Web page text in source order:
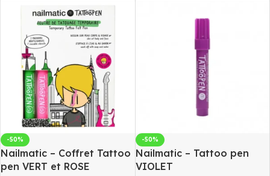
-50%
Nailmatic – Coffret Tattoo
pen VERT et ROSE
-50%
Nailmatic – Tattoo pen
VIOLET